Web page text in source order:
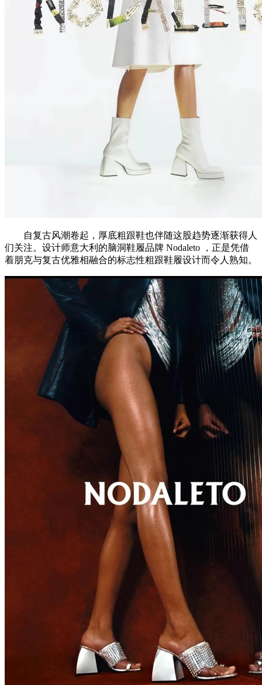
自复古风潮卷起，厚底粗跟鞋也伴随这股趋势逐渐获得人
们关注。设计师意大利的脑洞鞋履品牌 Nodaleto ，正是凭借
着朋克与复古优雅相融合的标志性粗跟鞋履设计而令人熟知。